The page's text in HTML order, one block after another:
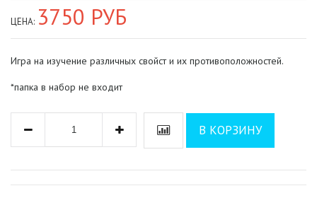
ЦЕНА: 3750 РУБ
Игра на изучение различных свойст и их противоположностей.
*папка в набор не входит
В КОРЗИНУ